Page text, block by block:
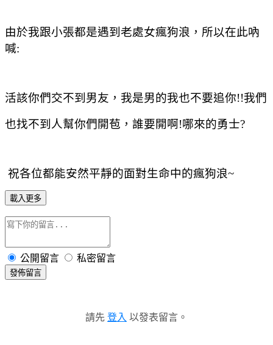
由於我跟小張都是遇到老處女瘋狗浪，所以在此吶
喊:
活該你們交不到男友，我是男的我也不要追你!!我們
也找不到人幫你們開苞，誰要開啊!哪來的勇士?
祝各位都能安然平靜的面對生命中的瘋狗浪~
載入更多
公開留言 私密留言
發佈留言
請先 登入 以發表留言。